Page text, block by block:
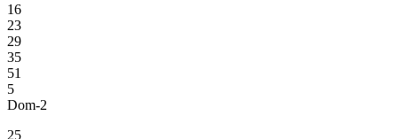
16
23
29
35
51
5
Dom-2
25